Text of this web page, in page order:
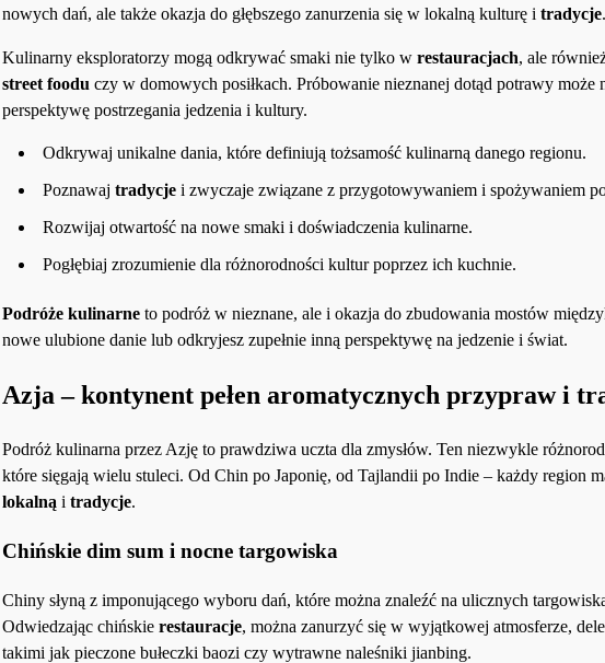
nowych dań, ale także okazja do głębszego zanurzenia się w lokalną kulturę i tradycje.
Kulinarny eksploratorzy mogą odkrywać smaki nie tylko w restauracjach, ale
street foodu czy w domowych posiłkach. Próbowanie nieznanej dotąd potrawy
perspektywę postrzegania jedzenia i kultury.
Odkrywaj unikalne dania, które definiują tożsamość kulinarną danego regionu.
Poznawaj tradycje i zwyczaje związane z przygotowywaniem i spożywaniem
Rozwijaj otwartość na nowe smaki i doświadczenia kulinarne.
Pogłębiaj zrozumienie dla różnorodności kultur poprzez ich kuchnie.
Podróże kulinarne to podróż w nieznane, ale i okazja do zbudowania mostów
nowe ulubione danie lub odkryjesz zupełnie inną perspektywę na jedzenie i świat.
Azja – kontynent pełen aromatycznych przypraw i
Podróż kulinarna przez Azję to prawdziwa uczta dla zmysłów. Ten niezwykle
które sięgają wielu stuleci. Od Chin po Japonię, od Tajlandii po Indie – każdy region
lokalną i tradycje.
Chińskie dim sum i nocne targowiska
Chiny słyną z imponującego wyboru dań, które można znaleźć na ulicznych
Odwiedzając chińskie restauracje, można zanurzyć się w wyjątkowej atmosferze,
takimi jak pieczone bułeczki baozi czy wytrawne naleśniki jianbing.